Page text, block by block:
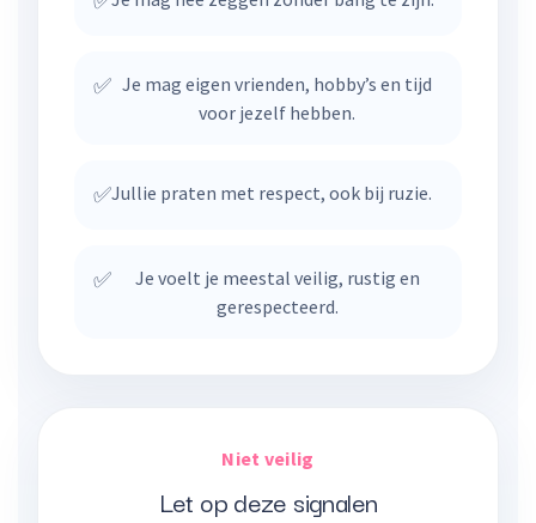
✅ Je mag eigen vrienden, hobby’s en tijd
voor jezelf hebben.
✅Jullie praten met respect, ook bij ruzie.
✅
Je voelt je meestal veilig, rustig en
gerespecteerd.
Niet veilig
Let op deze signalen